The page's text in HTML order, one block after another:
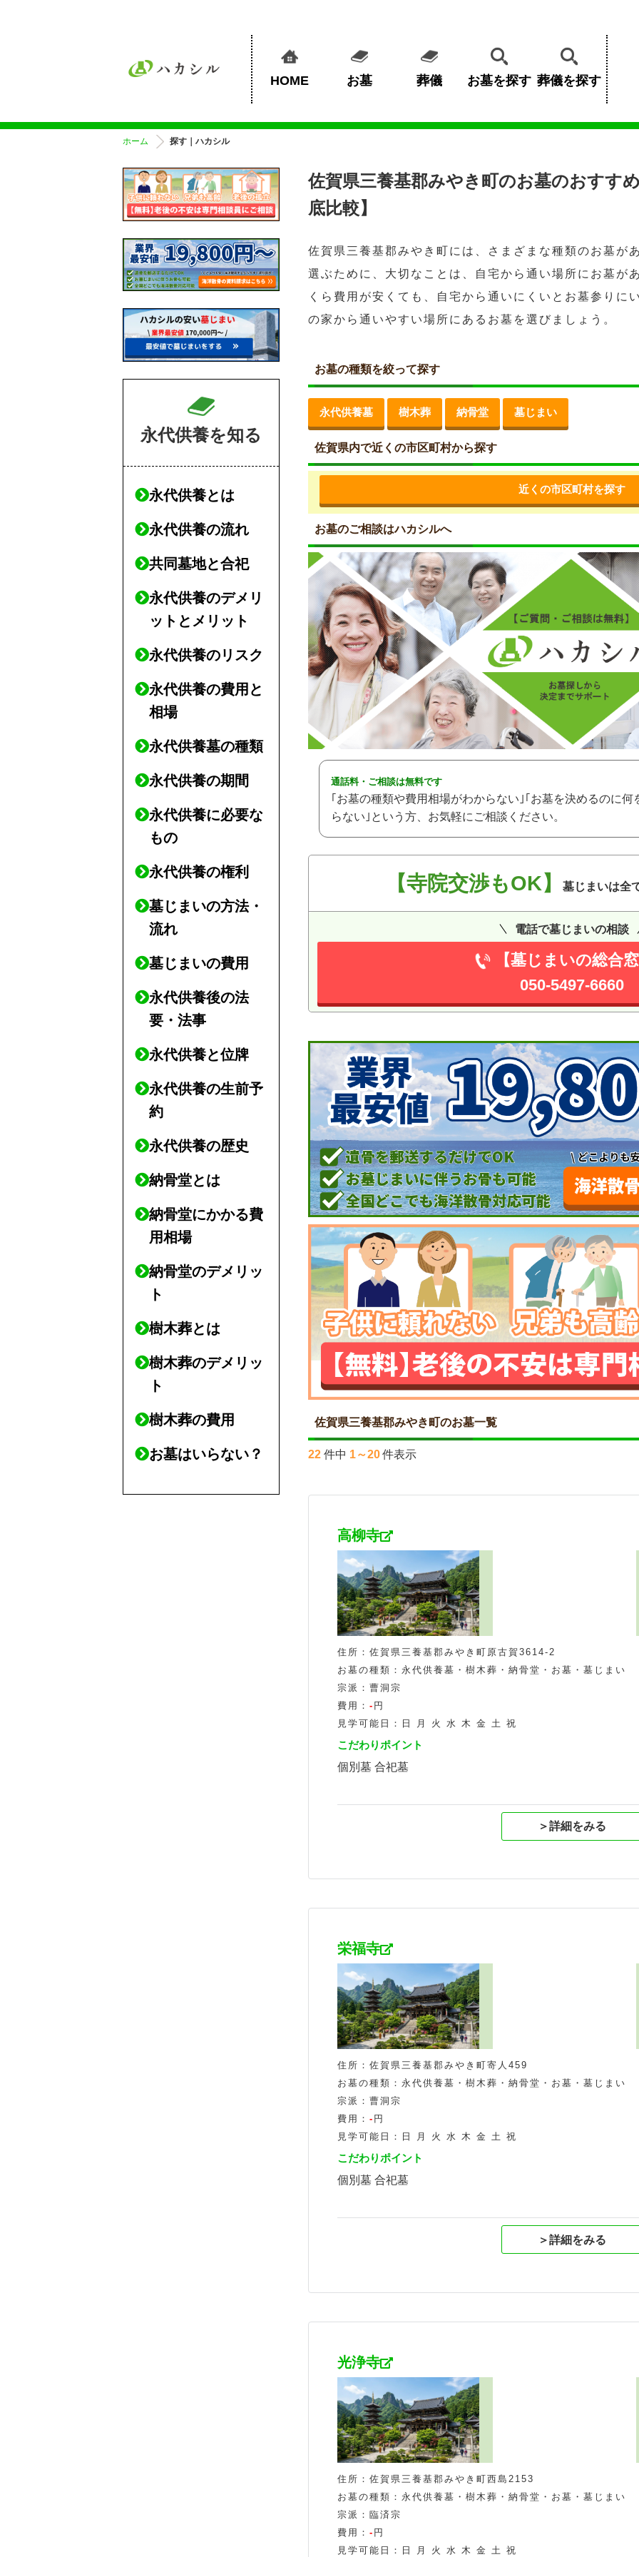
HOME お墓 葬儀 お墓を探す 葬儀を探す
ホーム 探す｜ハカシル
佐賀県三養基郡みやき町のお墓のおすす
底比較】
佐賀県三養基郡みやき町には、さまざまな種類のお墓が
選ぶために、大切なことは、自宅から通い場所にお墓が
くら費用が安くても、自宅から通いにくいとお墓参りに
の家から通いやすい場所にあるお墓を選びましょう。
お墓の種類を絞って探す
永代供養墓 樹木葬 納骨堂 墓じまい
佐賀県内で近くの市区町村から探す
近くの市区町村を探す
お墓のご相談はハカシルへ
通話料・ご相談は無料です
｢お墓の種類や費用相場がわからない｣｢お墓を決めるのに何
らない｣という方、お気軽にご相談ください。
【寺院交渉もOK】 墓じまいは全
電話で墓じまいの相談
【墓じまいの総合
050-5497-6660
佐賀県三養基郡みやき町のお墓一覧
22 件中 1～20 件表示
高柳寺
住所：佐賀県三養基郡みやき町原古賀3614-2
お墓の種類：永代供養墓・樹木葬・納骨堂・お墓・墓じまい
宗派：曹洞宗
費用： - 円
見学可能日：日 月 火 水 木 金 土 祝
こだわりポイント
個別墓 合祀墓
＞詳細をみる
栄福寺
住所：佐賀県三養基郡みやき町寄人459
お墓の種類：永代供養墓・樹木葬・納骨堂・お墓・墓じまい
宗派：曹洞宗
費用： - 円
見学可能日：日 月 火 水 木 金 土 祝
こだわりポイント
個別墓 合祀墓
＞詳細をみる
光浄寺
住所：佐賀県三養基郡みやき町西島2153
お墓の種類：永代供養墓・樹木葬・納骨堂・お墓・墓じまい
宗派：臨済宗
費用： - 円
見学可能日：日 月 火 水 木 金 土 祝
永代供養を知る
永代供養とは
永代供養の流れ
共同墓地と合祀
永代供養のデメリ
ットとメリット
永代供養のリスク
永代供養の費用と
相場
永代供養墓の種類
永代供養の期間
永代供養に必要な
もの
永代供養の権利
墓じまいの方法・
流れ
墓じまいの費用
永代供養後の法
要・法事
永代供養と位牌
永代供養の生前予
約
永代供養の歴史
納骨堂とは
納骨堂にかかる費
用相場
納骨堂のデメリッ
ト
樹木葬とは
樹木葬のデメリッ
ト
樹木葬の費用
お墓はいらない？